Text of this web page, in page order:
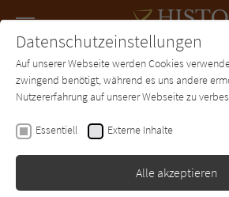
SUCHE Forum Charts
Robert van Gulik
Mord in Kanton
Erschienen: Januar 1988
Datenschutzeinstellungen
Auf unserer Webseite werden Cookies
zwingend benötigt, während es uns andere
Nutzererfahrung auf unserer Webseite zu
Essentiell Externe Inhalte
Alle akzeptieren